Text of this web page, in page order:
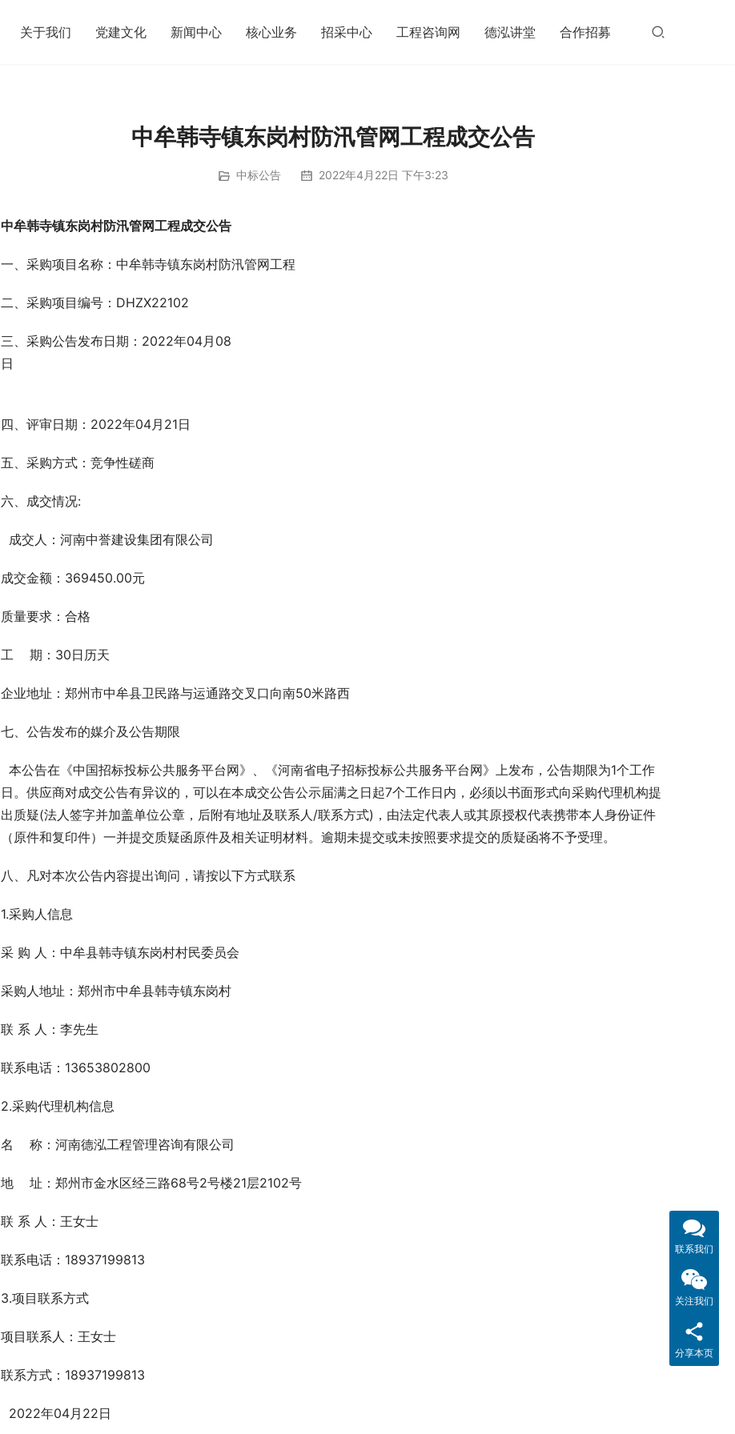
关于我们 党建文化 新闻中心 核心业务 招采中心 工程咨询网 德泓讲堂 合作招募
中牟韩寺镇东岗村防汛管网工程成交公告
中标公告 2022年4月22日 下午3:23
中牟韩寺镇东岗村防汛管网工程成交公告
一、采购项目名称：中牟韩寺镇东岗村防汛管网工程
二、采购项目编号：DHZX22102
三、采购公告发布日期：2022年04月08
日
四、评审日期：2022年04月21日
五、采购方式：竞争性磋商
六、成交情况:
成交人：河南中誉建设集团有限公司
成交金额：369450.00元
质量要求：合格
工    期：30日历天
企业地址：郑州市中牟县卫民路与运通路交叉口向南50米路西
七、公告发布的媒介及公告期限
本公告在《中国招标投标公共服务平台网》、《河南省电子招标投标公共服务平台网》上发布，公告期限为1个工作
日。供应商对成交公告有异议的，可以在本成交公告公示届满之日起7个工作日内，必须以书面形式向采购代理机构提
出质疑(法人签字并加盖单位公章，后附有地址及联系人/联系方式)，由法定代表人或其原授权代表携带本人身份证件
（原件和复印件）一并提交质疑函原件及相关证明材料。逾期未提交或未按照要求提交的质疑函将不予受理。
八、凡对本次公告内容提出询问，请按以下方式联系
1.采购人信息
采 购 人：中牟县韩寺镇东岗村村民委员会
采购人地址：郑州市中牟县韩寺镇东岗村
联 系 人：李先生
联系电话：13653802800
2.采购代理机构信息
名    称：河南德泓工程管理咨询有限公司
地    址：郑州市金水区经三路68号2号楼21层2102号
联 系 人：王女士
联系电话：18937199813
3.项目联系方式
项目联系人：王女士
联系方式：18937199813
2022年04月22日
联系我们
关注我们
分享本页